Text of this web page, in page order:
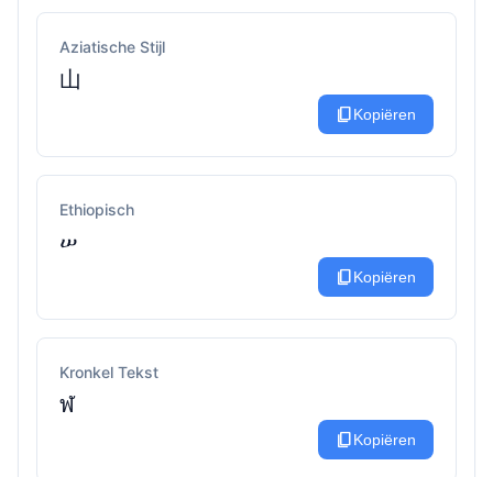
Aziatische Stijl
山
content_copyKopiëren
Ethiopisch
ሠ
content_copyKopiëren
Kronkel Tekst
ฬ
content_copyKopiëren